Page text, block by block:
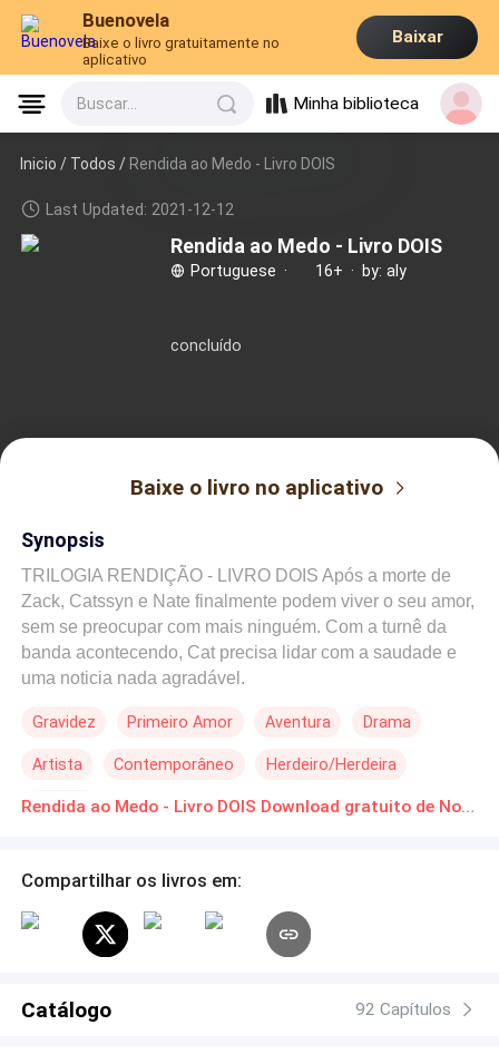
Buenovela
Baixe o livro gratuitamente no
aplicativo
Baixar
Buscar... Minha biblioteca
Inicio / Todos / Rendida ao Medo - Livro DOIS
Last Updated: 2021-12-12
Rendida ao Medo - Livro DOIS
Portuguese · 16+ · by: aly
concluído
Baixe o livro no aplicativo
Synopsis
TRILOGIA RENDIÇÃO - LIVRO DOIS Após a morte de
Zack, Catssyn e Nate finalmente podem viver o seu amor,
sem se preocupar com mais ninguém. Com a turnê da
banda acontecendo, Cat precisa lidar com a saudade e
uma noticia nada agradável.
Gravidez Primeiro Amor Aventura Drama
Artista Contemporâneo Herdeiro/Herdeira
Rebelde Rendida ao Medo - Livro DOIS Download gratuito de Novelas Online em PDF
Compartilhar os livros em:
Catálogo 92 Capítulos